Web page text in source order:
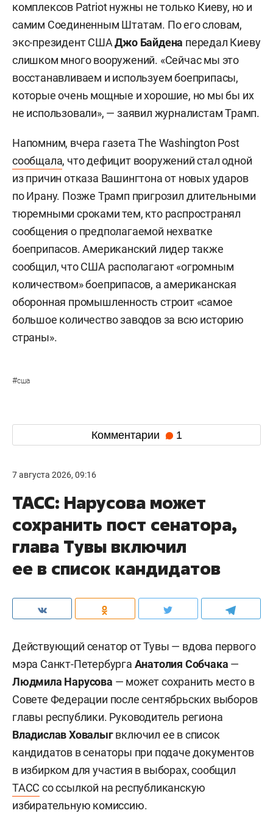
комплексов Patriot нужны не только Киеву, но и
самим Соединенным Штатам. По его словам,
экс-президент СШАДжо Байдена передал Киеву
слишком много вооружений. «Сейчас мы это
восстанавливаем и используем боеприпасы,
которые очень мощные и хорошие, но мы бы их
не использовали», — заявил журналистам Трамп.
Напомним, вчера газета The Washington Post
сообщала, что дефицит вооружений стал одной
из причин отказа Вашингтона от новых ударов
по Ирану. Позже Трамп пригрозил длительными
тюремными сроками тем, кто распространял
сообщения о предполагаемой нехватке
боеприпасов. Американский лидер также
сообщил, что США располагают «огромным
количеством» боеприпасов, а американская
оборонная промышленность строит «самое
большое количество заводов за всю историю
страны».
#сша
Комментарии 1
7 августа 2026, 09:16
ТАСС: Нарусова может
сохранить пост сенатора,
глава Тувы включил
ее в список кандидатов
Действующий сенатор от Тувы — вдова первого
мэра Санкт-Петербурга Анатолия Собчака —
Людмила Нарусова — может сохранить место в
Совете Федерации после сентябрьских выборов
главы республики. Руководитель региона
Владислав Ховалыгвключил ее в список
кандидатов в сенаторы при подаче документов
в избирком для участия в выборах, сообщил
ТАСС со ссылкой на республиканскую
избирательную комиссию.